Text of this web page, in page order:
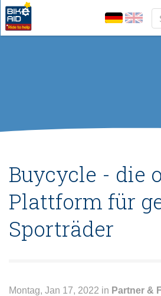
Buycycle - die
Plattform für
Sporträder
Montag, Jan 17, 2022 in Partner &